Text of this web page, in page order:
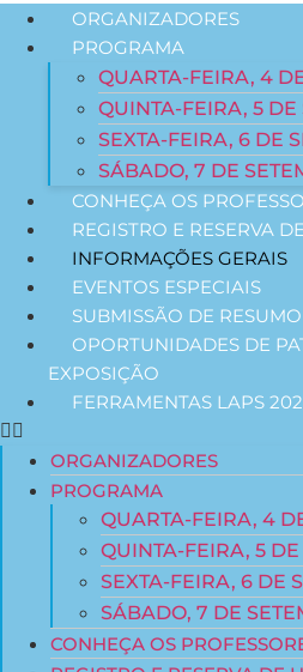
ORGANIZADORES
PROGRAMA
QUARTA-FEIRA, 4
QUINTA-FEIRA, 5
SEXTA-FEIRA, 6 DE
SÁBADO, 7 DE
CONHEÇA OS
REGISTRO E RESERVA
INFORMAÇÕES GERAIS
EVENTOS ESPECIAIS
SUBMISSÃO DE RESUMO
OPORTUNIDADES DE
EXPOSIÇÃO
FERRAMENTAS LAPS
ORGANIZADORES
PROGRAMA
QUARTA-FEIRA, 4
QUINTA-FEIRA, 5
SEXTA-FEIRA, 6 DE
SÁBADO, 7 DE
CONHEÇA OS